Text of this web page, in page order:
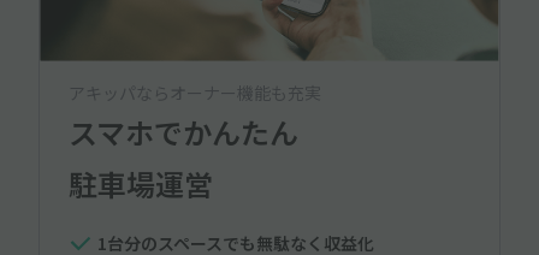
アキッパならオーナー機能も充実
スマホでかんたん
駐車場運営
1台分のスペースでも無駄なく収益化